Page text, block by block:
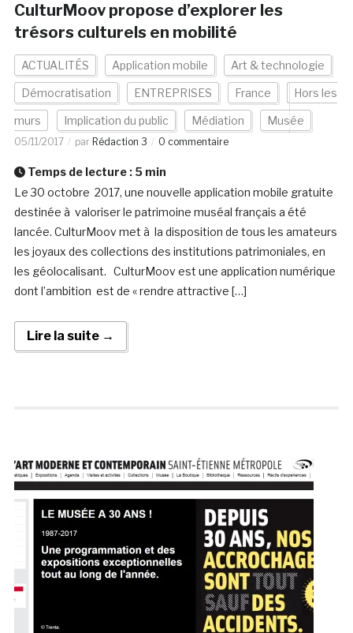
CulturMoov propose d’explorer les
trésors culturels en mobilité
ACTUALITÉS Application mobile Art & technologie
Démocratisation ENTREPRISES France Hors les
murs Implication du public Médiation Musée
05/11/2017 par Rédaction 3 0 commentaire
Temps de lecture : 5 min
Le 30 octobre 2017, une nouvelle application mobile gratuite
destinée à valoriser le patrimoine muséal français a été
lancée. CulturMoov met à la disposition de tous les amateurs
les joyaux des collections des institutions patrimoniales, en
les géolocalisant. CulturMoov est une application numérique
dont l’ambition est de « rendre attractive […]
Lire la suite →